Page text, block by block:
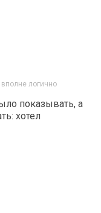
логично
показывать, а
хотел